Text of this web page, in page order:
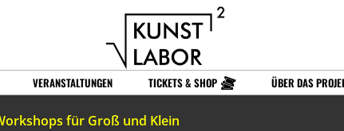
VERANSTALTUNGEN TICKETS & SHOP ÜBER DAS
für Groß und Klein